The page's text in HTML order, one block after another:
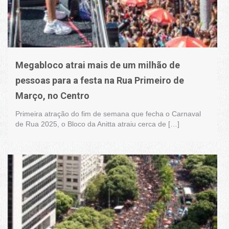
Megabloco atrai mais de um milhão de
pessoas para a festa na Rua Primeiro de
Março, no Centro
Primeira atração do fim de semana que fecha o Carnaval
de Rua 2025, o Bloco da Anitta atraiu cerca de […]